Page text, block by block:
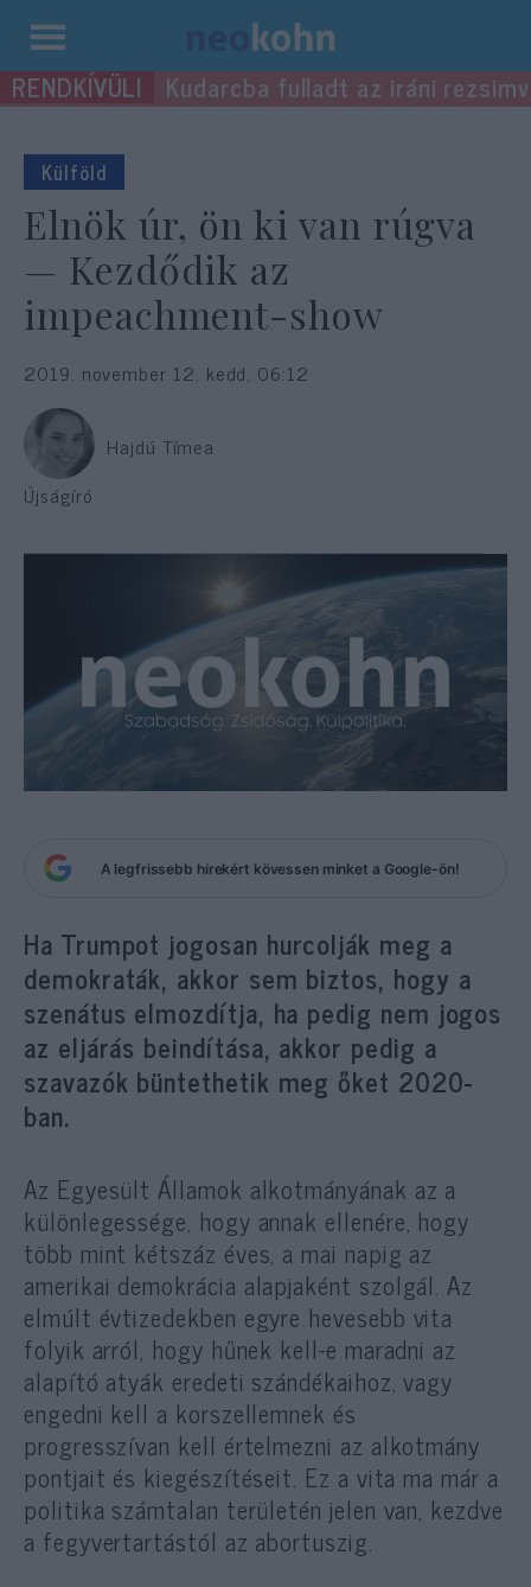
Kilépés
a Kudarcba fulladt az iráni
Külföld
Elnök úr, ön ki van rúgva
— Kezdődik az
impeachment-show
2019. november 12. kedd, 06:12
Hajdú Tímea
Újságíró
A legfrissebb hírekért kövessen minket a Google-ön!
Ha Trumpot jogosan hurcolják meg a
demokraták, akkor sem biztos, hogy a
szenátus elmozdítja, ha pedig nem jogos
az eljárás beindítása, akkor pedig a
szavazók büntethetik meg őket 2020-
ban.
Az Egyesült Államok alkotmányának az a
különlegessége, hogy annak ellenére, hogy
több mint kétszáz éves, a mai napig az
amerikai demokrácia alapjaként szolgál. Az
elmúlt évtizedekben egyre hevesebb vita
folyik arról, hogy hűnek kell-e maradni az
alapító atyák eredeti szándékaihoz, vagy
engedni kell a korszellemnek és
progresszívan kell értelmezni az alkotmány
pontjait és kiegészítéseit. Ez a vita ma már a
politika számtalan területén jelen van, kezdve
a fegyvertartástól az abortuszig.